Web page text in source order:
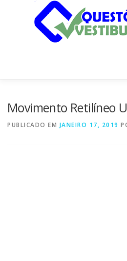
Movimento Retilíneo
PUBLICADO EM JANEIRO 17, 2019